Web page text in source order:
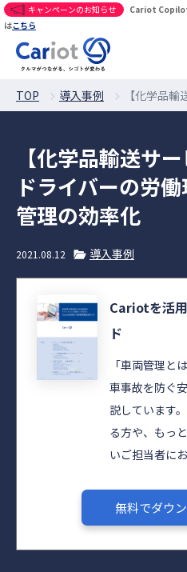
キャンペーンのお知らせ
Cariot Copilot
はこちら
TOP 導入事例 【化学品輸送サービ
【化学品輸送サ
ドライバーの労
管理の効率化
2021.08.12 導入事例
Cariotを活
ド
「車両管理と
車事故を防ぐ
説しています
る方や、もっ
いご担当者に
無料でダウ